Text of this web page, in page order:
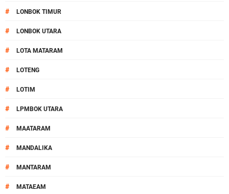
# LONBOK TIMUR
# LONBOK UTARA
# LOTA MATARAM
# LOTENG
# LOTIM
# LPMBOK UTARA
# MAATARAM
# MANDALIKA
# MANTARAM
# MATAEAM